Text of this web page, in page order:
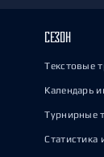
СЕЗОН
Текстовые
Календарь
Турнирные
Статистика